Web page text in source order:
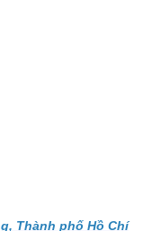
Thành phố Hồ Chí